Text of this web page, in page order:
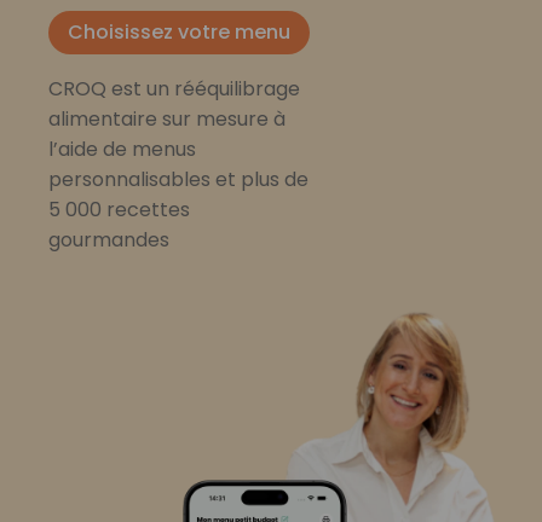
Choisissez votre menu
CROQ est un rééquilibrage
alimentaire sur mesure à
l’aide de menus
personnalisables et plus de
5 000 recettes
gourmandes